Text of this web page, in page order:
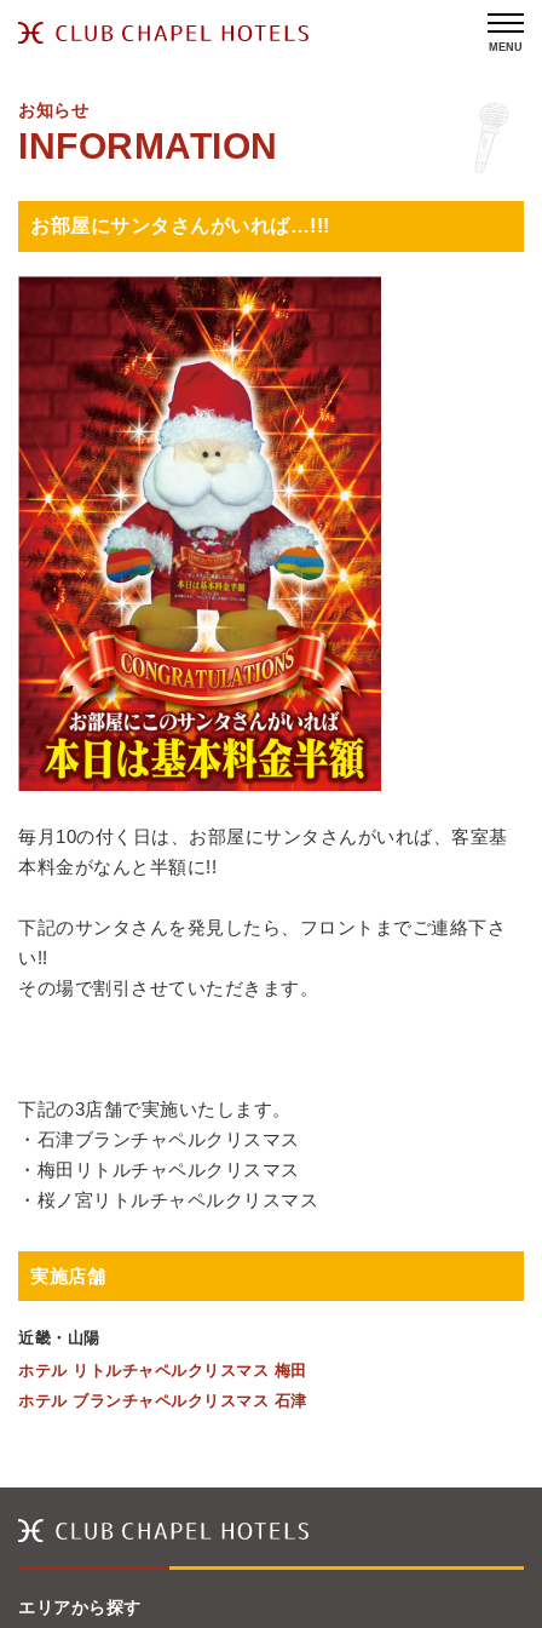
MENU
お知らせ
お部屋にサンタさんがいれば…!!!
毎月10の付く日は、お部屋にサンタさんがいれば、客室基
本料金がなんと半額に!!
下記のサンタさんを発見したら、フロントまでご連絡下さ
い!!
その場で割引させていただきます。
下記の3店舗で実施いたします。
・石津ブランチャペルクリスマス
・梅田リトルチャペルクリスマス
・桜ノ宮リトルチャペルクリスマス
実施店舗
近畿・山陽
ホテル リトルチャペルクリスマス 梅田
ホテル ブランチャペルクリスマス 石津
エリアから探す